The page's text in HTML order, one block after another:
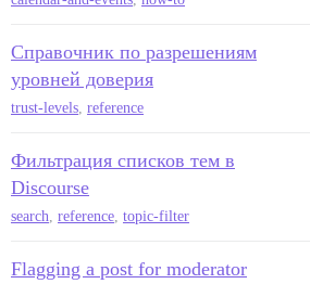
Справочник по разрешениям
уровней доверия
trust-levels, reference
Фильтрация списков тем в
Discourse
search, reference, topic-filter
Flagging a post for moderator